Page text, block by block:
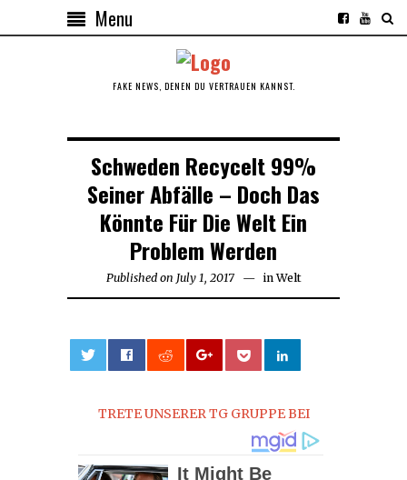
Menu
FAKE NEWS, DENEN DU VERTRAUEN KANNST.
Schweden Recycelt 99%
Seiner Abfälle – Doch Das
Könnte Für Die Welt Ein
Problem Werden
Published on July 1, 2017July
in Welt
TRETE UNSERER TG GRUPPE BEI